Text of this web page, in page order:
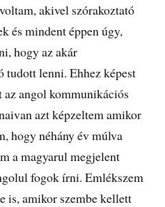
akivel szórakoztató
és mindent éppen úgy,
hogy az akár
lenni. Ehhez képest
angol kommunikációs
azt képzeltem amikor
hogy néhány év múlva
a magyarul megjelent
fogok írni. Emlékszem
is, amikor szembe kellett